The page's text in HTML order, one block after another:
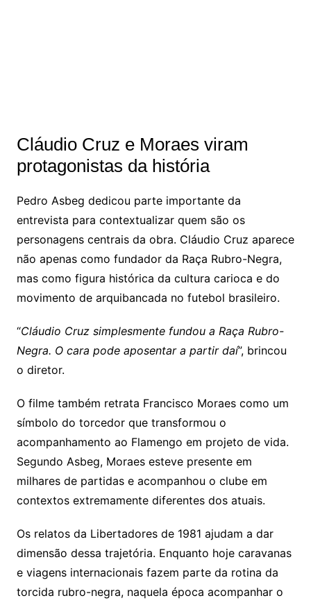
Cláudio Cruz e Moraes viram
protagonistas da história
Pedro Asbeg dedicou parte importante da
entrevista para contextualizar quem são os
personagens centrais da obra. Cláudio Cruz aparece
não apenas como fundador da Raça Rubro-Negra,
mas como figura histórica da cultura carioca e do
movimento de arquibancada no futebol brasileiro.
“Cláudio Cruz simplesmente fundou a Raça Rubro-
Negra. O cara pode aposentar a partir daí”, brincou
o diretor.
O filme também retrata Francisco Moraes como um
símbolo do torcedor que transformou o
acompanhamento ao Flamengo em projeto de vida.
Segundo Asbeg, Moraes esteve presente em
milhares de partidas e acompanhou o clube em
contextos extremamente diferentes dos atuais.
Os relatos da Libertadores de 1981 ajudam a dar
dimensão dessa trajetória. Enquanto hoje caravanas
e viagens internacionais fazem parte da rotina da
torcida rubro-negra, naquela época acompanhar o